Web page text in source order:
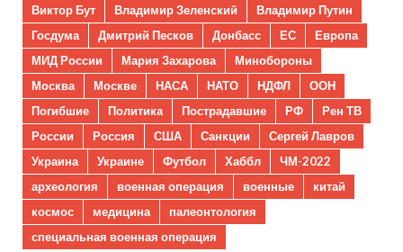
Виктор Бут
Владимир Зеленский
Владимир Путин
Госдума
Дмитрий Песков Донбасс ЕС
Европа
МИД России
Мария Захарова
Минобороны
Москва
Москве НАСА НАТО НДФЛ
ООН
Погибшие
Политика Пострадавшие РФ
Рен ТВ
России
Россия США Санкции
Сергей Лавров
Украина
Украине Футбол Хаббл
ЧМ-2022
археология
военная операция военные
китай
космос
медицина
палеонтология
специальная военная операция